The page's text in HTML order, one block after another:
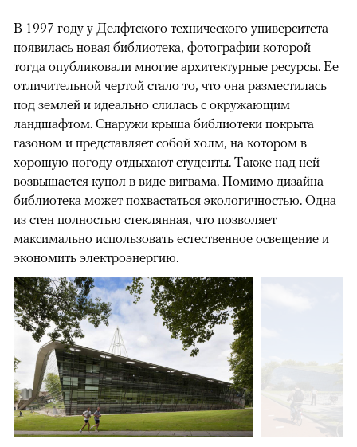
В 1997 году у Делфтского технического университета
появилась новая библиотека, фотографии которой
тогда опубликовали многие архитектурные ресурсы. Ее
отличительной чертой стало то, что она разместилась
под землей и идеально слилась с окружающим
ландшафтом. Снаружи крыша библиотеки покрыта
газоном и представляет собой холм, на котором в
хорошую погоду отдыхают студенты. Также над ней
возвышается купол в виде вигвама. Помимо дизайна
библиотека может похвастаться экологичностью. Одна
из стен полностью стеклянная, что позволяет
максимально использовать естественное освещение и
экономить электроэнергию.